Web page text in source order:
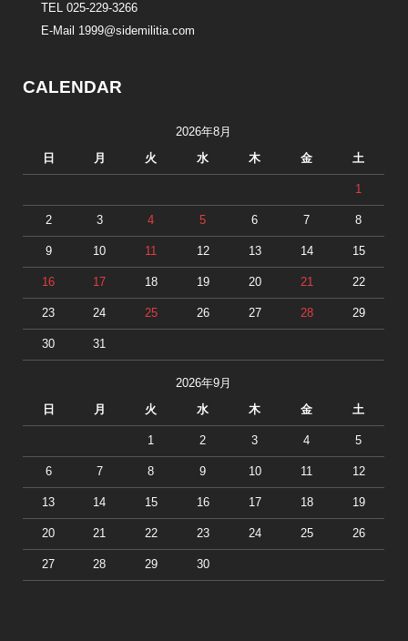
TEL 025-229-3266
E-Mail 1999@sidemilitia.com
CALENDAR
2026年8月
日 月 火 水 木 金 土
1
2 3 4 5 6 7 8
9 10 11 12 13 14 15
16 17 18 19 20 21 22
23 24 25 26 27 28 29
30 31
2026年9月
日 月 火 水 木 金 土
1 2 3 4 5
6 7 8 9 10 11 12
13 14 15 16 17 18 19
20 21 22 23 24 25 26
27 28 29 30